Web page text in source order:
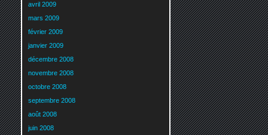
avril 2009
mars 2009
février 2009
janvier 2009
décembre 2008
novembre 2008
octobre 2008
septembre 2008
août 2008
juin 2008